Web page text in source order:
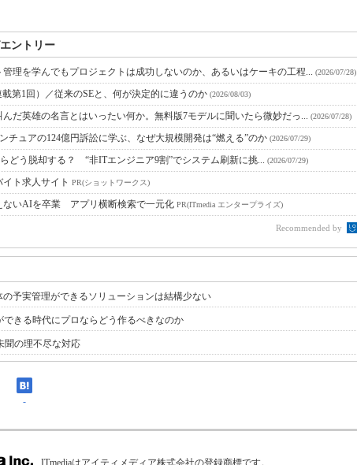
ントリー
理を学んでもプロジェクトは成功しないのか、あるいはケーキの工程... (2026/07/28)
第1回）／従来のSEと、何が決定的に違うのか (2026/08/03)
だ英雄の名言とはいったい何か。無料版7モデルに聞いたら微妙だっ... (2026/07/28)
チュアの124億円訴訟に学ぶ、なぜ大規模開発は“燃える”のか (2026/07/29)
らどう脱却する？ “非ITエンジニア9割”でシステム刷新に挑... (2026/07/29)
ト求人サイト PR(ショットワークス)
ないAIを卒業 アプリ横断検索で一元化 PR(ITmedia エンタープライズ)
Recommended by
の予実管理ができるソリューションは結構少ない
きる時代にプロならどう作るべきなのか
聞の理不尽な対応
-
ITmediaはアイティメディア株式会社の登録商標です。